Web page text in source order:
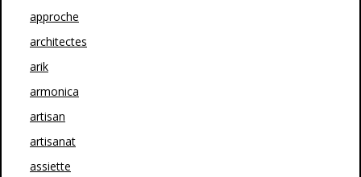
approche
architectes
arik
armonica
artisan
artisanat
assiette